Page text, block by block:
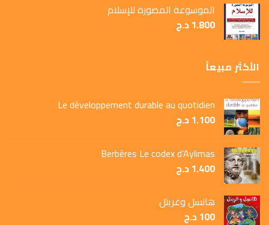
الموسوعة المصورة للإسلام
1.800د.ج
الأكثر مبيعاً
Le développement durable au quotidien
1.100د.ج
Berbères Le codex d’Aylimas
1.400د.ج
هانسل وغريتل
100د.ج